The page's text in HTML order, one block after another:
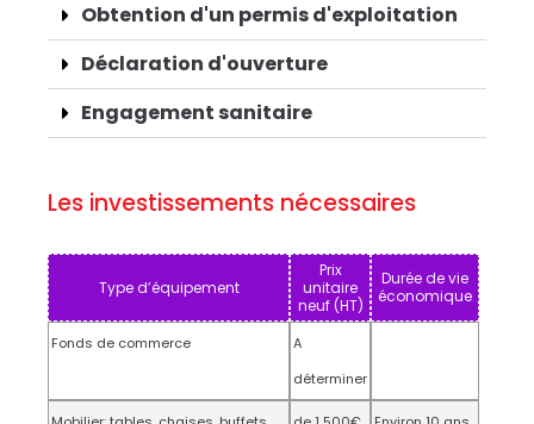
Obtention d'un permis d'exploitation
Déclaration d'ouverture
Engagement sanitaire
Les investissements nécessaires
Type d’équipement
Prix
unitaire
neuf (HT)
Durée de vie
économique
Fonds de commerce
A
déterminer